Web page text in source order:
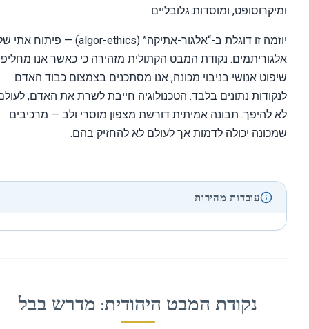
ומוסדות גלובליים.
יוזמה זו דוגלת ב-“אלגור-אתיקה” (algor-ethics) — פיתוח אתי של
נקודת המבט הקתולית מזהירה כי כאשר אנו מחליפים
אנושי בניבוי מכונה, אנו מסתכנים בצמצום כבוד האדם
נתונים בלבד. הטכנולוגיה חייבת לשרת את האדם, לעולם
תבונה אמיתית דורשת מצפון מוסרי ולב — מרכיבים
יכולה לדמות אך לעולם לא להחזיק בהם.
עובדות מהירות
נקודת המבט היהודית: מדרש בבל